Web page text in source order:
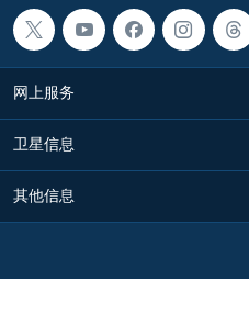
网上服务
卫星信息
其他信息